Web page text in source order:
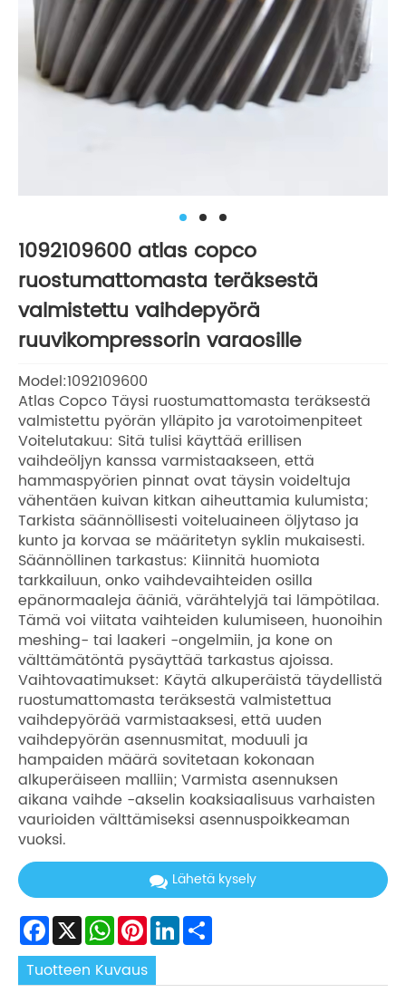
1092109600 atlas copco
ruostumattomasta teräksestä
valmistettu vaihdepyörä
ruuvikompressorin varaosille
Model:1092109600
Atlas Copco Täysi ruostumattomasta teräksestä
valmistettu pyörän ylläpito ja varotoimenpiteet
Voitelutakuu: Sitä tulisi käyttää erillisen
vaihdeöljyn kanssa varmistaakseen, että
hammaspyörien pinnat ovat täysin voideltuja
vähentäen kuivan kitkan aiheuttamia kulumista;
Tarkista säännöllisesti voiteluaineen öljytaso ja
kunto ja korvaa se määritetyn syklin mukaisesti.
Säännöllinen tarkastus: Kiinnitä huomiota
tarkkailuun, onko vaihdevaihteiden osilla
epänormaaleja ääniä, värähtelyjä tai lämpötilaa.
Tämä voi viitata vaihteiden kulumiseen, huonoihin
meshing- tai laakeri -ongelmiin, ja kone on
välttämätöntä pysäyttää tarkastus ajoissa.
Vaihtovaatimukset: Käytä alkuperäistä täydellistä
ruostumattomasta teräksestä valmistettua
vaihdepyörää varmistaaksesi, että uuden
vaihdepyörän asennusmitat, moduuli ja
hampaiden määrä sovitetaan kokonaan
alkuperäiseen malliin; Varmista asennuksen
aikana vaihde -akselin koaksiaalisuus varhaisten
vaurioiden välttämiseksi asennuspoikkeaman
vuoksi.
Lähetä kysely
Facebook
X WhatsApp
Pinterest
LinkedIn
Tuotteen Kuvaus